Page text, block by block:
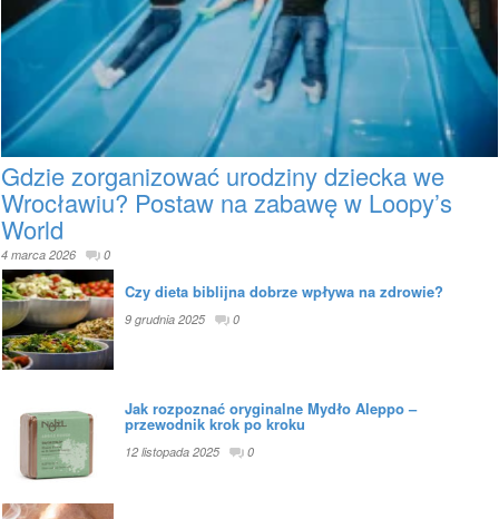
Gdzie zorganizować urodziny dziecka we
Wrocławiu? Postaw na zabawę w Loopy’s
World
4 marca 2026 0
Czy dieta biblijna dobrze wpływa na zdrowie?
9 grudnia 2025 0
Jak rozpoznać oryginalne Mydło Aleppo –
przewodnik krok po kroku
12 listopada 2025 0